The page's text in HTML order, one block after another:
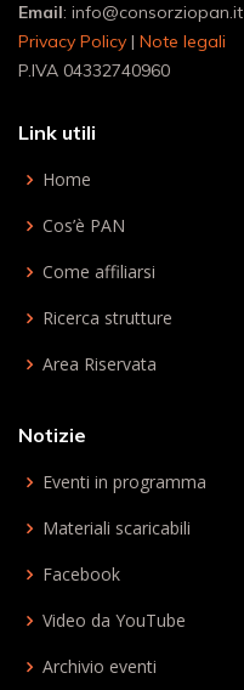
Email: info@consorziopan.it
Privacy Policy | Note legali
P.IVA 04332740960
Link utili
Home
Cos’è PAN
Come affiliarsi
Ricerca strutture
Area Riservata
Notizie
Eventi in programma
Materiali scaricabili
Facebook
Video da YouTube
Archivio eventi